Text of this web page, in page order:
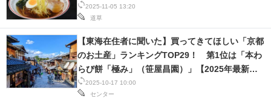
IT製品の技術・比較・事例
製造業のIT導入・活用を支援
モノづくり技術者専門サイト
エレクトロニクス専門サイト
2025-11-05 13:20
道草
2025-10-17 10:00
センター
【東海在住者に聞いた】買ってきてほしい「京都
のお土産」ランキングTOP29！ 第1位は「本わ
らび餅「極み」（笹屋昌園）」【2025年最新調
査結果】